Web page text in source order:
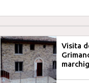
Visita